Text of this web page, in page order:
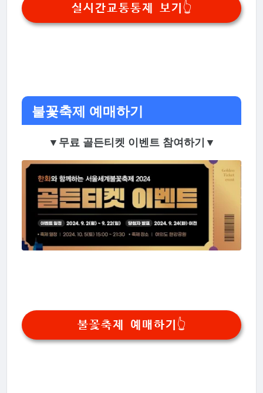
실시간교통통제 보기👆
불꽃축제 예매하기
▼무료 골든티켓 이벤트 참여하기▼
불꽃축제 예매하기👆